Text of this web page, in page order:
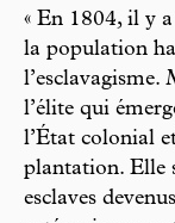
« En 1804, il y
la population
l’esclavagisme.
l’élite qui
l’État colonial
plantation. Elle
esclaves